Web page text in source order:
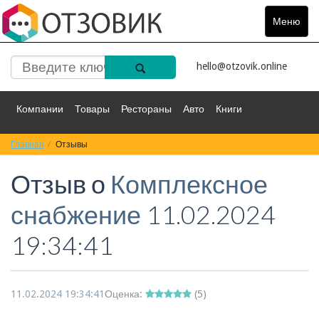
Меню
Toggle
hello@otzovik.online
Компании Товары Рестораны Авто Книги
Спорт Фильмы
Красота Здоровье Остальное
Главная Отзывы
Отзыв о Комплексное
снабжение 11.02.2024
19:34:41
11.02.2024 19:34:41Оценка: (5)